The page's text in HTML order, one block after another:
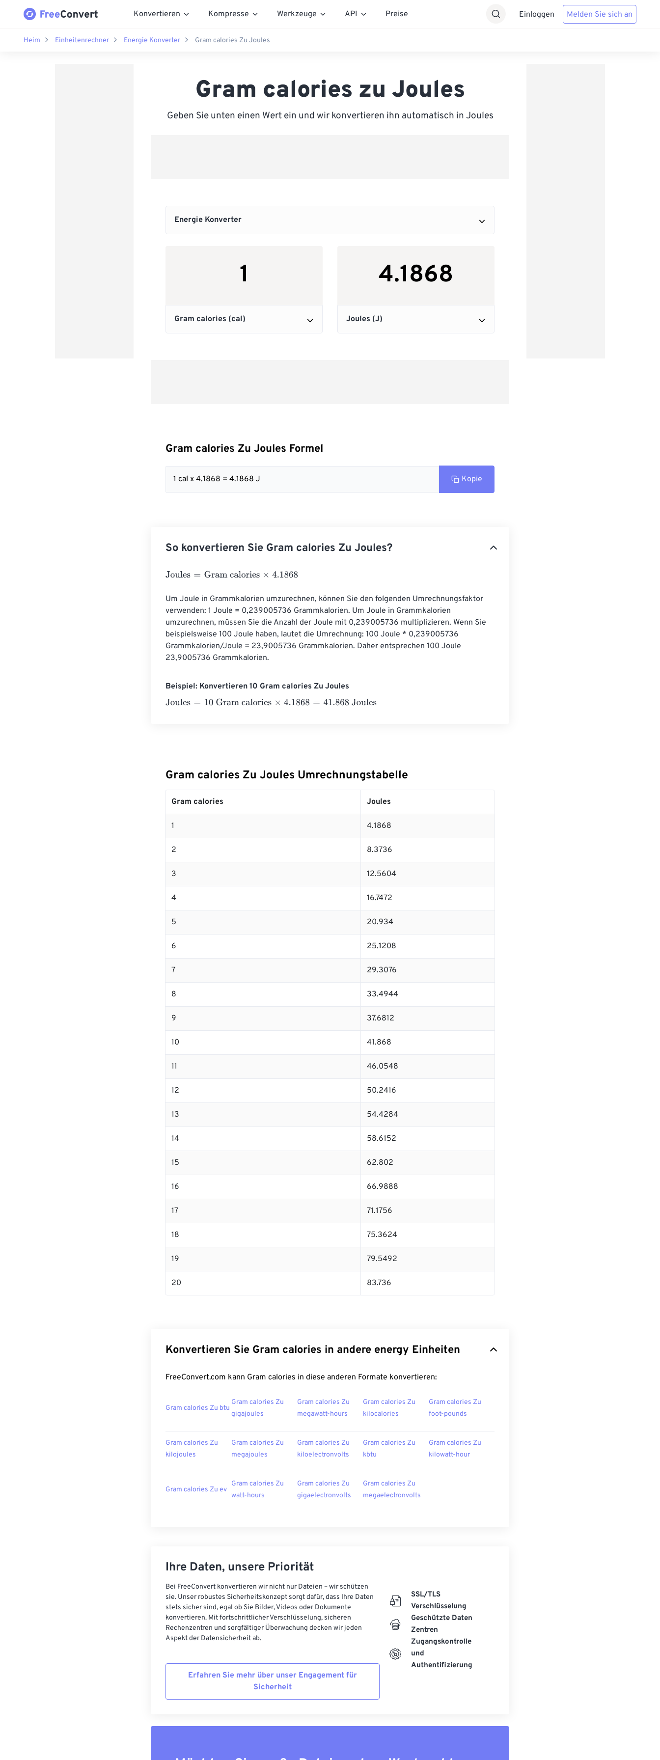
Konvertieren Kompresse Werkzeuge API Preise Einloggen Melden Sie sich an
Heim Einheitenrechner Energie Konverter Gram calories Zu Joules
Gram calories zu Joules
Geben Sie unten einen Wert ein und wir konvertieren ihn automatisch in Joules
Gram calories Zu Joules Formel
1 cal x 4.1868 = 4.1868 J Kopie
So konvertieren Sie Gram calories Zu Joules?
Joules= Gram calories×4.1868
Um Joule in Grammkalorien umzurechnen, können Sie den folgenden Umrechnungsfaktor
verwenden: 1 Joule = 0,239005736 Grammkalorien. Um Joule in Grammkalorien
umzurechnen, müssen Sie die Anzahl der Joule mit 0,239005736 multiplizieren. Wenn Sie
beispielsweise 100 Joule haben, lautet die Umrechnung: 100 Joule * 0,239005736
Grammkalorien/Joule = 23,9005736 Grammkalorien. Daher entsprechen 100 Joule
23,9005736 Grammkalorien.
Beispiel: Konvertieren 10 Gram calories Zu Joules
Joules= 10 Gram calories×4.1868 =41.868 Joules
Gram calories Zu Joules Umrechnungstabelle
Gram calories Joules
1 4.1868
2 8.3736
3 12.5604
4 16.7472
5 20.934
6 25.1208
7 29.3076
8 33.4944
9 37.6812
10 41.868
11 46.0548
12 50.2416
13 54.4284
14 58.6152
15 62.802
16 66.9888
17 71.1756
18 75.3624
19 79.5492
20 83.736
Konvertieren Sie Gram calories in andere energy Einheiten
FreeConvert.com kann Gram calories in diese anderen Formate konvertieren:
Gram calories Zu btu
Gram calories Zu
gigajoules
Gram calories Zu
megawatt-hours
Gram calories Zu
kilocalories
Gram calories Zu
foot-pounds
Gram calories Zu
kilojoules
Gram calories Zu
megajoules
Gram calories Zu
kiloelectronvolts
Gram calories Zu
kbtu
Gram calories Zu
kilowatt-hour
Gram calories Zu ev
Gram calories Zu
watt-hours
Gram calories Zu
gigaelectronvolts
Gram calories Zu
megaelectronvolts
Ihre Daten, unsere Priorität
Bei FreeConvert konvertieren wir nicht nur Dateien – wir schützen
sie. Unser robustes Sicherheitskonzept sorgt dafür, dass Ihre Daten
stets sicher sind, egal ob Sie Bilder, Videos oder Dokumente
konvertieren. Mit fortschrittlicher Verschlüsselung, sicheren
Rechenzentren und sorgfältiger Überwachung decken wir jeden
Aspekt der Datensicherheit ab.
Erfahren Sie mehr über unser Engagement für
Sicherheit
SSL/TLS
Verschlüsselung
Geschützte Daten
Zentren
Zugangskontrolle
und
Authentifizierung